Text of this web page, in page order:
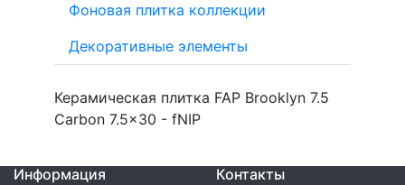
Фоновая плитка коллекции
Декоративные элементы
Керамическая плитка FAP Brooklyn 7.5
Carbon 7.5x30 - fNIP
Информация Контакты